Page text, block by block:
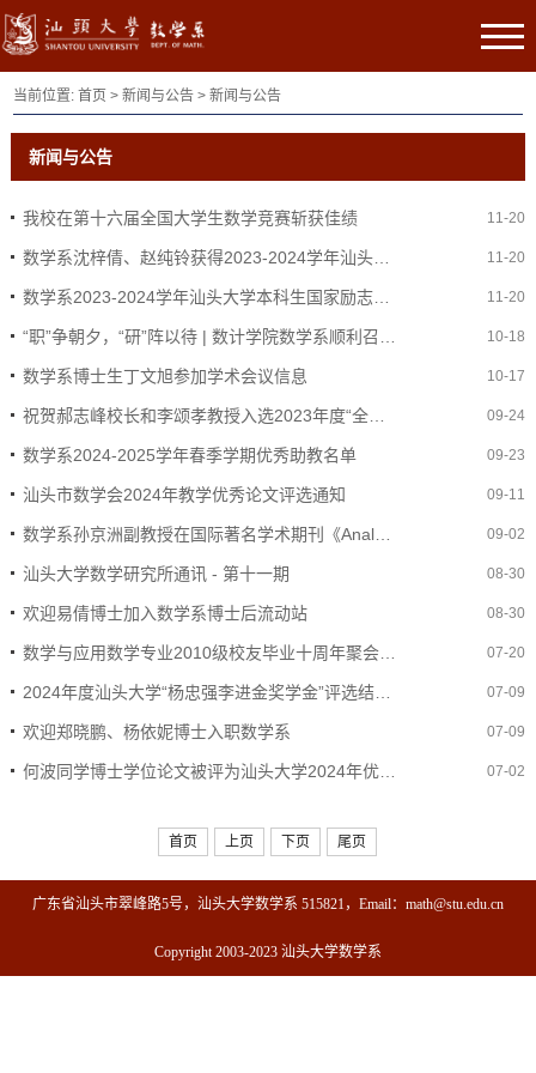
当前位置:首页 >新闻与公告 >新闻与公告
新闻与公告
我校在第十六届全国大学生数学竞赛斩获佳绩 11-20
数学系沈梓倩、赵纯铃获得2023-2024学年汕头大学本科生国家奖学金 11-20
数学系2023-2024学年汕头大学本科生国家励志奖学金获奖名单 11-20
10-18
数学系博士生丁文旭参加学术会议信息 10-17
祝贺郝志峰校长和李颂孝教授入选2023年度“全球前2%顶尖科学家榜单” 09-24
数学系2024-2025学年春季学期优秀助教名单 09-23
汕头市数学会2024年教学优秀论文评选通知 09-11
数学系孙京洲副教授在国际著名学术期刊《Analysis & PDE》发表研究论文 09-02
汕头大学数学研究所通讯 - 第十一期 08-30
欢迎易倩博士加入数学系博士后流动站 08-30
数学与应用数学专业2010级校友毕业十周年聚会圆满结束 07-20
2024年度汕头大学“杨忠强李进金奖学金”评选结果通知 07-09
欢迎郑晓鹏、杨依妮博士入职数学系 07-09
何波同学博士学位论文被评为汕头大学2024年优秀博士学位论文 07-02
首页 上页 下页 尾页
广东省汕头市翠峰路5号，汕头大学数学系 515821，Email：math@stu.edu.cn
Copyright 2003-2023 汕头大学数学系